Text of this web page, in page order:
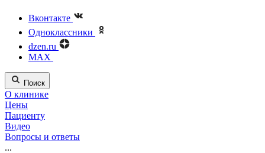
Вконтакте
Одноклассники
dzen.ru
MAX
Поиск
О клинике
Цены
Пациенту
Видео
Вопросы и ответы
...